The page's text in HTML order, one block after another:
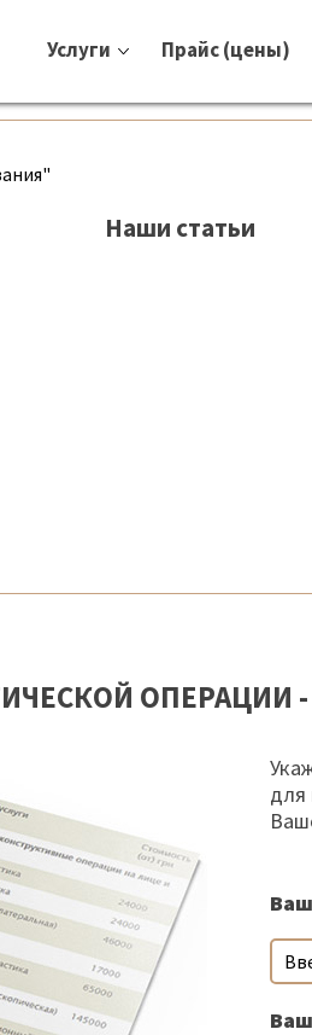
Услуги Прайс (цены)
Наши статьи
ОПЕРАЦИИ
для